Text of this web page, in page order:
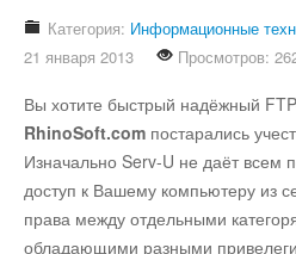
Остальное
Категория: Информационные
21 января 2013
Просмотров:
Вы хотите быстрый надёжный
RhinoSoft.com постарались
Изначально Serv-U не даёт всем
доступ к Вашему компьютеру из
права между отдельными
обладающими разными